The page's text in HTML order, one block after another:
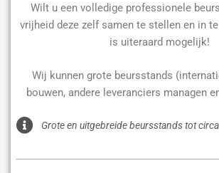
Wilt u een volledige professionele
vrijheid deze zelf samen te stellen en in
is uiteraard mogelijk!
Wij kunnen grote beursstands
bouwen, andere leveranciers managen
Grote en uitgebreide beursstands tot